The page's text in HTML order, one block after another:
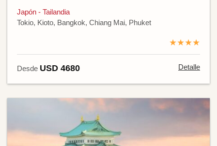
Japón - Tailandia
Tokio, Kioto, Bangkok, Chiang Mai, Phuket
★★★★
Desde USD 4680 Detalle